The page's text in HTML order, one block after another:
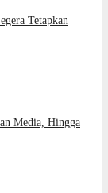
Tetapkan
Media, Hingga